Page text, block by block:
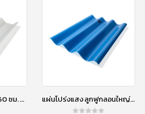
แผ่นโปร่งแสง ลอนคู่ 150 ซม. สีใส แผ่นโปร่งแสง ลูกฟูกลอนใหญ่ 150 ซม. สีน้ำเงิน